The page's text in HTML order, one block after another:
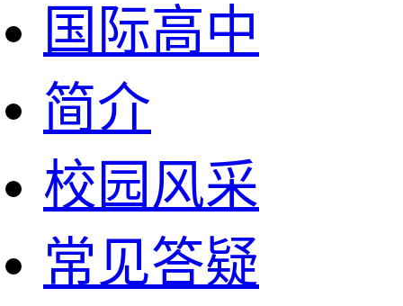
国际高中
简介
校园风采
常见答疑